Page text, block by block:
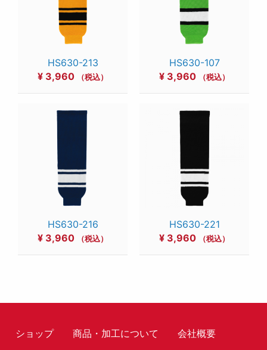
HS630-213
¥ 3,960 （税込）
HS630-107
¥ 3,960 （税込）
HS630-216
¥ 3,960 （税込）
HS630-221
¥ 3,960 （税込）
ショップ 商品・加工について 会社概要